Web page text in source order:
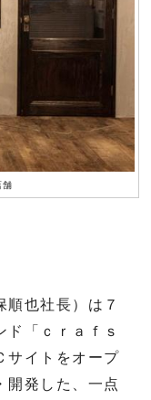
舗
也社長）は７
ド「ｃｒａｆｓ
サイトをオープ
開発した、一点